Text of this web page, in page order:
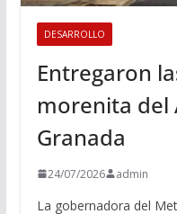
DESARROLLO
Entregaron
morenita del
Granada
24/07/2026 admin
La gobernadora del